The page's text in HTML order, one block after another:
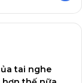
tai nghe